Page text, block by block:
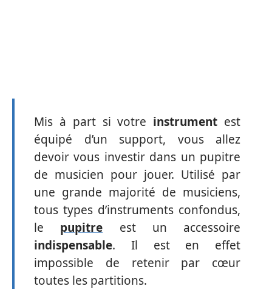
Mis à part si votre instrument est
équipé d’un support, vous allez
devoir vous investir dans un pupitre
de musicien pour jouer. Utilisé par
une grande majorité de musiciens,
tous types d’instruments confondus,
le pupitre est un accessoire
indispensable. Il est en effet
impossible de retenir par cœur
toutes les partitions.